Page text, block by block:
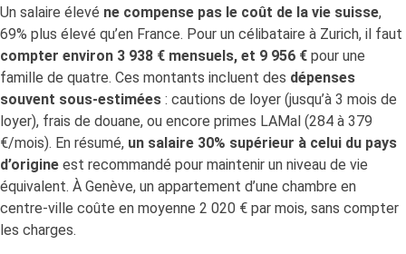
Un salaire élevé ne compense pas le coût de la vie suisse,
69% plus élevé qu’en France. Pour un célibataire à Zurich, il faut
compter environ 3 938 € mensuels, et 9 956 € pour une
famille de quatre. Ces montants incluent des dépenses
souvent sous-estimées : cautions de loyer (jusqu’à 3 mois de
loyer), frais de douane, ou encore primes LAMal (284 à 379
€/mois). En résumé, un salaire 30% supérieur à celui du pays
d’origine est recommandé pour maintenir un niveau de vie
équivalent. À Genève, un appartement d’une chambre en
centre-ville coûte en moyenne 2 020 € par mois, sans compter
les charges.